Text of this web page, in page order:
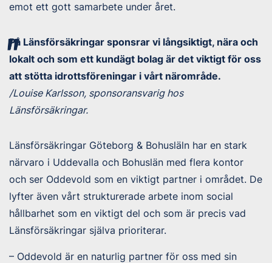
emot ett gott samarbete under året.
På Länsförsäkringar sponsrar vi långsiktigt, nära och
lokalt och som ett kundägt bolag är det viktigt för oss
att stötta idrottsföreningar i vårt närområde.
/Louise Karlsson, sponsoransvarig hos
Länsförsäkringar.
Länsförsäkringar Göteborg & Bohusläln har en stark
närvaro i Uddevalla och Bohuslän med flera kontor
och ser Oddevold som en viktigt partner i området. De
lyfter även vårt strukturerade arbete inom social
hållbarhet som en viktigt del och som är precis vad
Länsförsäkringar själva prioriterar.
– Oddevold är en naturlig partner för oss med sin